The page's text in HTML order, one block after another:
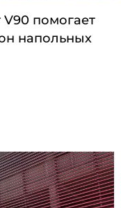
V90 помогает
напольных